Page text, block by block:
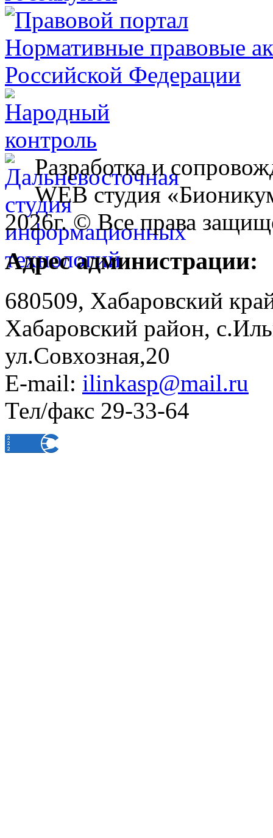
Разработка и
WEB студия
2026г. © Все права
Адрес администрации:
680509, Хабаровский
Хабаровский район,
ул.Совхозная,20
E-mail: ilinkasp@mail.ru
Тел/факс 29-33-64